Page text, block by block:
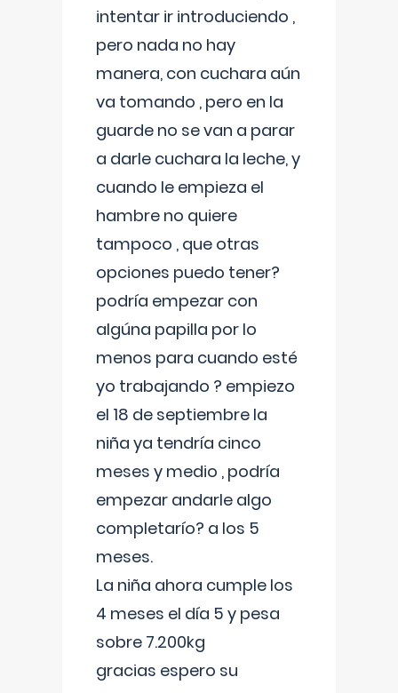
intentar ir introduciendo ,
pero nada no hay
manera, con cuchara aún
va tomando , pero en la
guarde no se van a parar
a darle cuchara la leche, y
cuando le empieza el
hambre no quiere
tampoco , que otras
opciones puedo tener?
podría empezar con
algúna papilla por lo
menos para cuando esté
yo trabajando ? empiezo
el 18 de septiembre la
niña ya tendría cinco
meses y medio , podría
empezar andarle algo
completarío? a los 5
meses.
La niña ahora cumple los
4 meses el día 5 y pesa
sobre 7.200kg
gracias espero su